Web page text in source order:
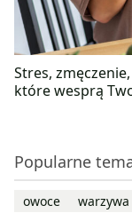
Stres,
które wesprą
Popularne
owoce warzywa